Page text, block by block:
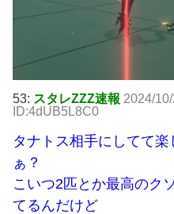
53: スタレZZZ速報 2024/
ID:4dUB5L8C0
タナトス相手にしてて
ぁ？
こいつ2匹とか最高のク
てるんだけど